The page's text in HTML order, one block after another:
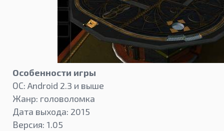
Особенности игры
ОС: Android 2.3 и выше
Жанр: головоломка
Дата выхода: 2015
Версия: 1.05